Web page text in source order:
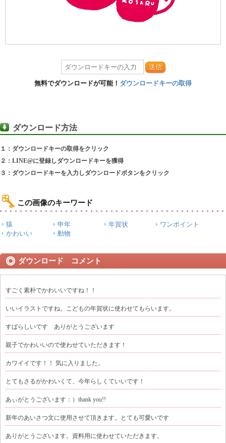
送信
無料でダウンロードが可能！ ダウンロードキーの取得
ダウンロード方法
１：ダウンロードキーの取得をクリック
２：LINE@に登録しダウンロードキーを獲得
３：ダウンロードキーを入力しダウンロードボタンをクリック
この画像のキーワード
猿 申年 年賀状
ワンポイント
かわいい
動物
ダウンロード コメント
すごく素朴でかわいいですね！！
いいイラストですね。こどもの年賀状に使わせてもらいます。
すばらしいです ありがとうございます
親子でかわいいので使わせていただきます！
カワイイです！！ 気に入りました。
とてもさるがかわいくて、今年らしくていいです！
あぃがとうございます：）thank you!!
新年のあいさつ文に使用させて頂きます。とても可愛いです
ありがとうございます。資料用に使わせていただきます。